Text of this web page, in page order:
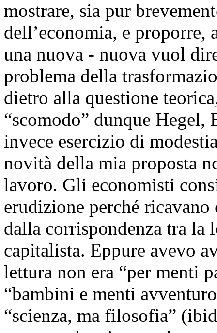
mostrare, sia pur
dell’economia, e proporre,
una nuova - nuova vuol
problema della
dietro alla questione
“scomodo” dunque
invece esercizio di
novità della mia proposta
lavoro. Gli economisti
erudizione perché
dalla corrispondenza tra la
capitalista. Eppure avevo
lettura non era “per menti
“bambini e menti
“scienza, ma filosofia”